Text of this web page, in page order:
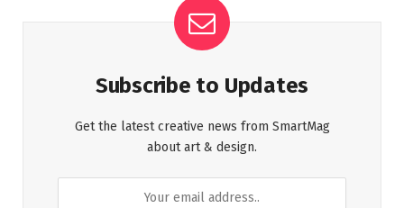
Subscribe to Updates
Get the latest creative news from SmartMag
about art & design.